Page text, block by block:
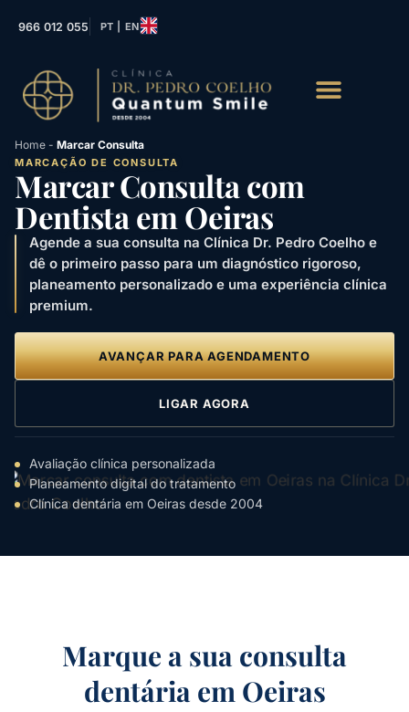
966 012 055 PT | EN
Home - Marcar Consulta
MARCAÇÃO DE CONSULTA
Marcar Consulta com
Dentista em Oeiras
Agende a sua consulta na Clínica Dr. Pedro Coelho e
dê o primeiro passo para um diagnóstico rigoroso,
planeamento personalizado e uma experiência clínica
premium.
AVANÇAR PARA AGENDAMENTO
LIGAR AGORA
Avaliação clínica personalizada
Planeamento digital do tratamento
Clínica dentária em Oeiras desde 2004
Marque a sua consulta
dentária em Oeiras